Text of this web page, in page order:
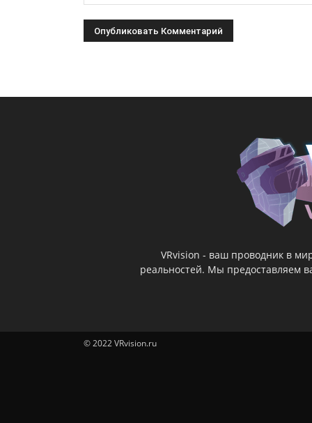
VRvision - ваш проводник в
реальностей. Мы предоставляем
© 2022 VRvision.ru